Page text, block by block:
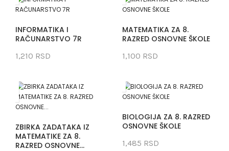
INFORMATIKA I
RAČUNARSTVO 7R
1,210 RSD
MATEMATIKA ZA 8.
RAZRED OSNOVNE ŠKOLE
1,100 RSD
ZBIRKA ZADATAKA IZ
MATEMATIKE ZA 8.
RAZRED OSNOVNE...
BIOLOGIJA ZA 8. RAZRED
OSNOVNE ŠKOLE
1,485 RSD